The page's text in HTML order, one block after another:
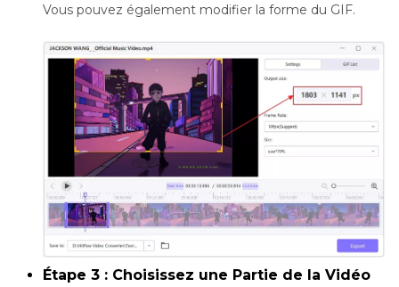
Vous pouvez également modifier la forme du GIF.
Étape 3 : Choisissez une Partie de la Vidéo